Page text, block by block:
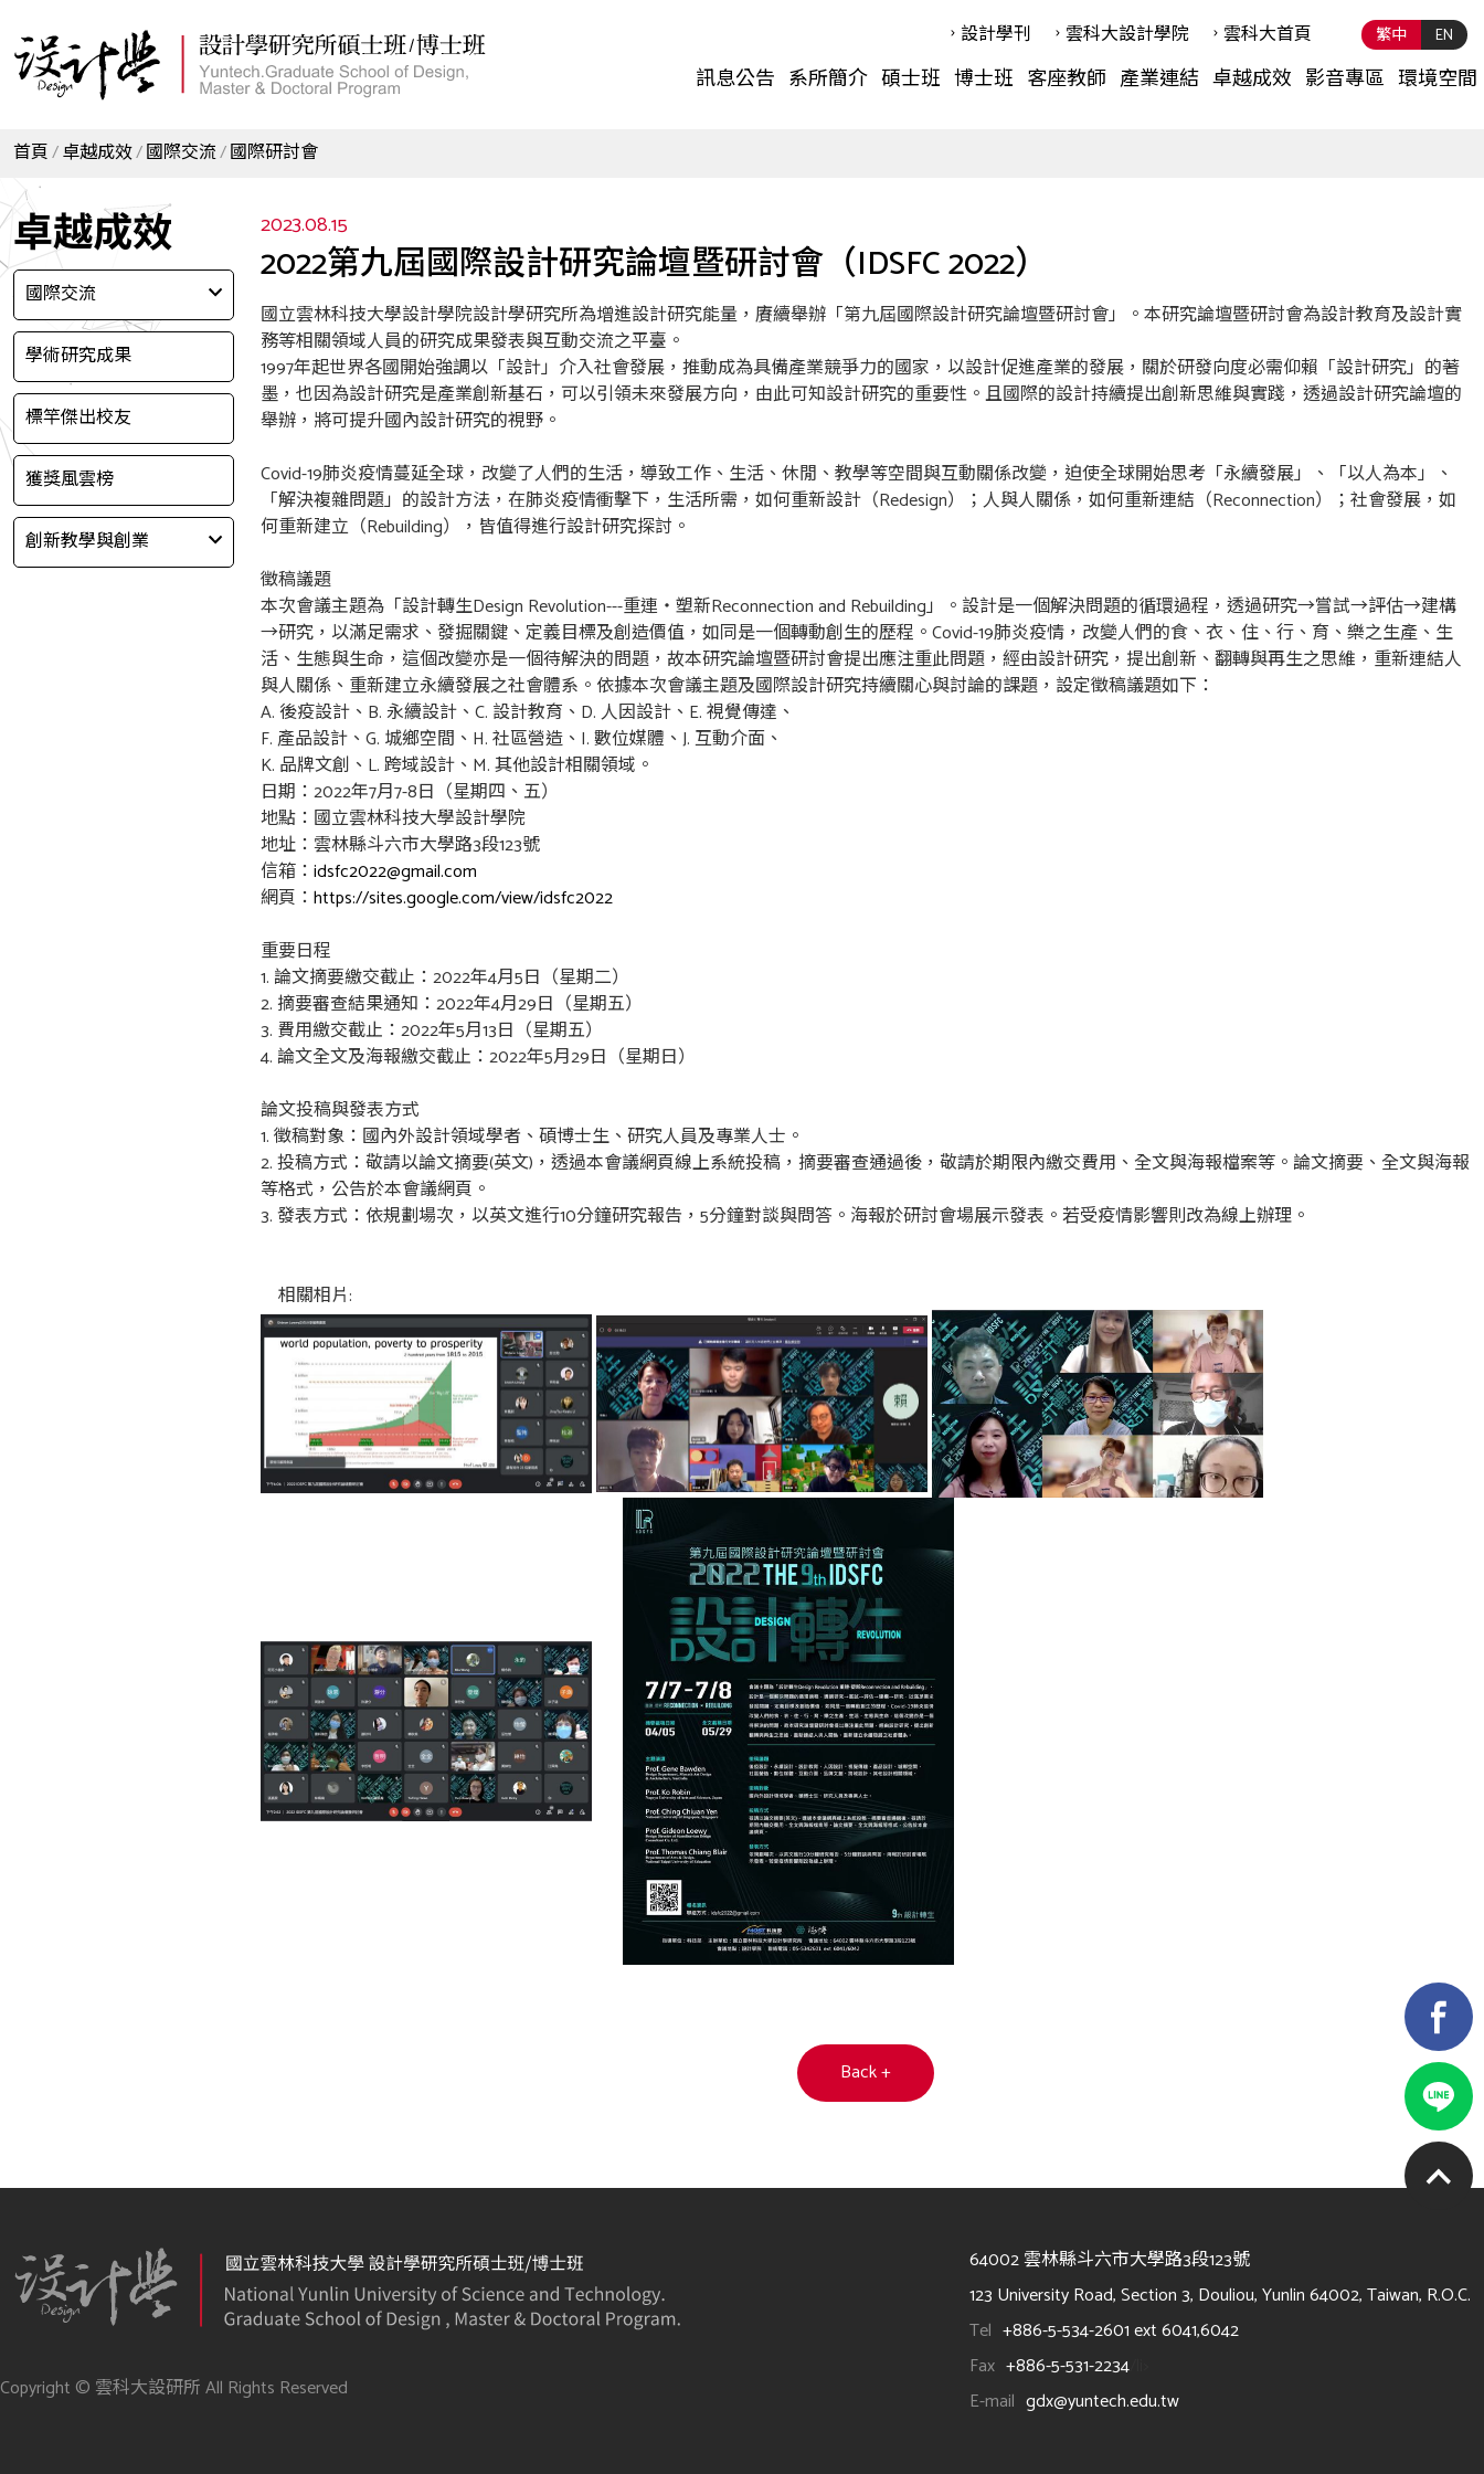
繁中 EN
訊息公告 系所簡介 碩士班 博士班 客座教師 產業連結 卓越成效 影音專區 環境空間
設計學刊 雲科⼤設計學院 雲科⼤首頁
首頁 卓越成效 國際交流 國際研討會
卓越成效
國際交流
學術研究成果
標竿傑出校友
獲獎風雲榜
創新教學與創業
2023.08.15
2022第九屆國際設計研究論壇暨研討會（IDSFC 2022）
國立雲林科技大學設計學院設計學研究所為增進設計研究能量，賡續舉辦「第九屆國際設計研究論壇暨研討會」。本研究論壇暨研討會為設計教育及設計實
務等相關領域人員的研究成果發表與互動交流之平臺。
1997年起世界各國開始強調以「設計」介入社會發展，推動成為具備產業競爭力的國家，以設計促進產業的發展，關於研發向度必需仰賴「設計研究」的著
墨，也因為設計研究是產業創新基石，可以引領未來發展方向，由此可知設計研究的重要性。且國際的設計持續提出創新思維與實踐，透過設計研究論壇的
舉辦，將可提升國內設計研究的視野。
Covid-19肺炎疫情蔓延全球，改變了人們的生活，導致工作、生活、休閒、教學等空間與互動關係改變，迫使全球開始思考「永續發展」、「以人為本」、
「解決複雜問題」的設計方法，在肺炎疫情衝擊下，生活所需，如何重新設計（Redesign）；人與人關係，如何重新連結（Reconnection）；社會發展，如
何重新建立（Rebuilding），皆值得進行設計研究探討。
徵稿議題
本次會議主題為「設計轉生Design Revolution---重連‧塑新Reconnection and Rebuilding」。設計是一個解決問題的循環過程，透過研究→嘗試→評估→建構
→研究，以滿足需求、發掘關鍵、定義目標及創造價值，如同是一個轉動創生的歷程。Covid-19肺炎疫情，改變人們的食、衣、住、行、育、樂之生產、生
活、生態與生命，這個改變亦是一個待解決的問題，故本研究論壇暨研討會提出應注重此問題，經由設計研究，提出創新、翻轉與再生之思維，重新連結人
與人關係、重新建立永續發展之社會體系。依據本次會議主題及國際設計研究持續關心與討論的課題，設定徵稿議題如下：
A. 後疫設計、B. 永續設計、C. 設計教育、D. 人因設計、E. 視覺傳達、
F. 產品設計、G. 城鄉空間、H. 社區營造、I. 數位媒體、J. 互動介面、
K. 品牌文創、L. 跨域設計、M. 其他設計相關領域。
日期：2022年7月7-8日（星期四、五）
地點：國立雲林科技大學設計學院
地址：雲林縣斗六市大學路3段123號
信箱： idsfc2022@gmail.com
網頁： https://sites.google.com/view/idsfc2022
重要日程
1. 論文摘要繳交截止：2022年4月5日（星期二）
2. 摘要審查結果通知：2022年4月29日（星期五）
3. 費用繳交截止：2022年5月13日（星期五）
4. 論文全文及海報繳交截止：2022年5月29日（星期日）
論文投稿與發表方式
1. 徵稿對象：國內外設計領域學者、碩博士生、研究人員及專業人士。
2. 投稿方式：敬請以論文摘要(英文)，透過本會議網頁線上系統投稿，摘要審查通過後，敬請於期限內繳交費用、全文與海報檔案等。論文摘要、全文與海報
等格式，公告於本會議網頁。
3. 發表方式：依規劃場次，以英文進行10分鐘研究報告，5分鐘對談與問答。海報於研討會場展示發表。若受疫情影響則改為線上辦理。
相關相片:
Back +
64002 雲林縣斗六市大學路3段123號
123 University Road, Section 3, Douliou, Yunlin 64002, Taiwan, R.O.C.
Tel +886-5-534-2601 ext 6041,6042
Fax +886-5-531-2234
E-mail gdx@yuntech.edu.tw
Copyright © 雲科大設研所 All Rights Reserved